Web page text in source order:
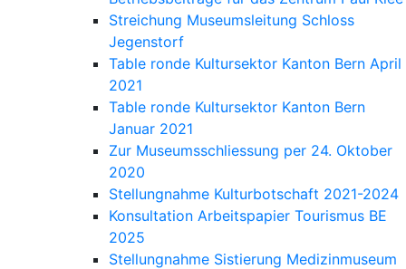
Streichung Museumsleitung Schloss
Jegenstorf
Table ronde Kultursektor Kanton Bern April
2021
Table ronde Kultursektor Kanton Bern
Januar 2021
Zur Museumsschliessung per 24. Oktober
2020
Stellungnahme Kulturbotschaft 2021-2024
Konsultation Arbeitspapier Tourismus BE
2025
Stellungnahme Sistierung Medizinmuseum